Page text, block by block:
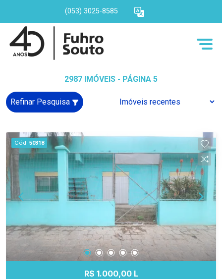
(053) 3025-8585
2987 IMÓVEIS - PÁGINA 5
Refinar Pesquisa
Cód. 50318
R$ 1.000,00 L